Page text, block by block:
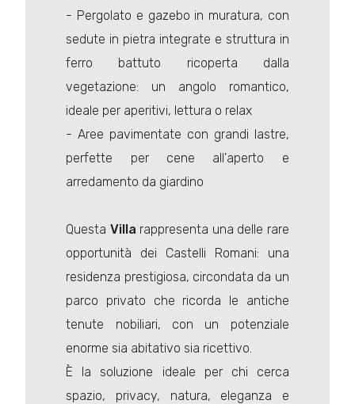
- Pergolato e gazebo in muratura, con
sedute in pietra integrate e struttura in
ferro battuto ricoperta dalla
vegetazione: un angolo romantico,
ideale per aperitivi, lettura o relax
- Aree pavimentate con grandi lastre,
perfette per cene all'aperto e
arredamento da giardino
Questa Villa rappresenta una delle rare
opportunità dei Castelli Romani: una
residenza prestigiosa, circondata da un
parco privato che ricorda le antiche
tenute nobiliari, con un potenziale
enorme sia abitativo sia ricettivo.
È la soluzione ideale per chi cerca
spazio, privacy, natura, eleganza e